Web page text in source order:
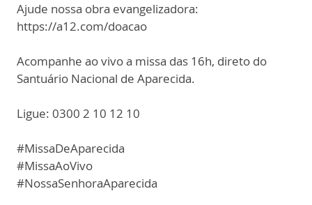
Ajude nossa obra evangelizadora:
https://a12.com/doacao
Acompanhe ao vivo a missa das 16h, direto do
Santuário Nacional de Aparecida.
Ligue: 0300 2 10 12 10
#MissaDeAparecida
#MissaAoVivo
#NossaSenhoraAparecida